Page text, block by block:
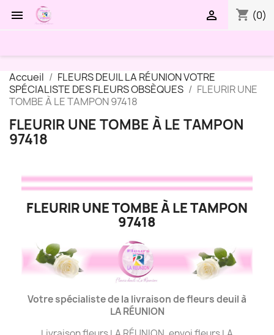
 shopping_cart (0)

Accueil
FLEURS DEUIL LA RÉUNION VOTRE
SPÉCIALISTE DES FLEURS OBSÈQUES
FLEURIR UNE
TOMBE À LE TAMPON 97418
FLEURIR UNE TOMBE À LE TAMPON
97418
FLEURIR UNE TOMBE À LE TAMPON
97418
Votre spécialiste de la livraison de fleurs deuil à
LARÉUNION